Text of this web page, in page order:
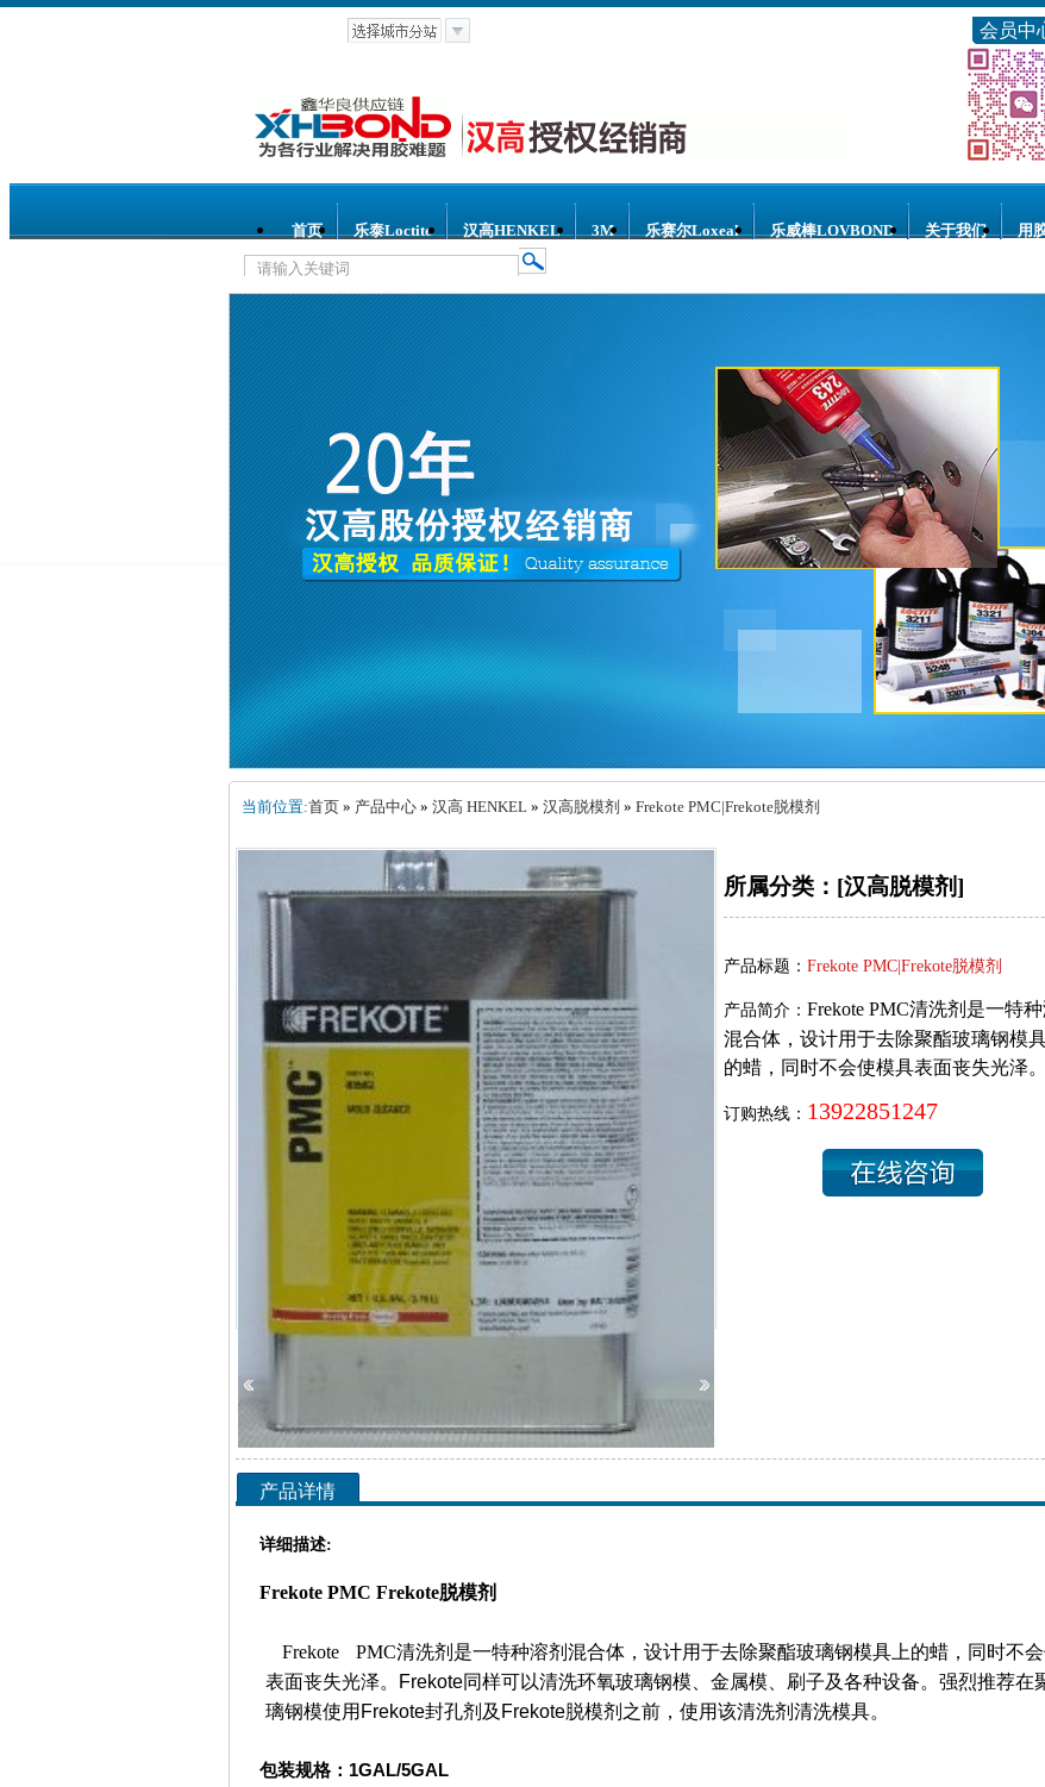
会员中
首页 乐泰Loctite 汉高HENKEL 3M 乐赛尔Loxeal 乐威棒LOVBOND 关于我们 用
热门关键词： 乐泰螺纹锁固胶 乐泰螺纹密封胶 乐泰环氧树脂胶 乐泰瞬干胶 乐泰结构胶
泰平面密封胶
当前位置:首页 » 产品中心 » 汉高 HENKEL » 汉高脱模剂 » Frekote PMC|Frekote脱模剂
查看全部大图
所属分类：[汉高脱模剂]
产品标题： Frekote PMC|Frekote脱模剂
产品简介： Frekote PMC清洗剂是一特种
混合体，设计用于去除聚酯玻璃钢模
的蜡，同时不会使模具表面丧失光泽。
订购热线： 13922851247
产品详情
详细描述:
Frekote PMC Frekote脱模剂
Frekote PMC清洗剂是一特种溶剂混合体，设计用于去除聚酯玻璃钢模具上的蜡，同时不
表面丧失光泽。
Frekote同样可以清洗环氧玻璃钢模、金属模、刷子及各种设备。强烈推荐在
璃钢模使用 Frekote封孔剂及 Frekote脱模剂之前，使用该清洗剂清洗模具。
包装规格： 1GAL/5GAL